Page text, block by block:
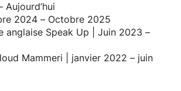
2024 – Octobre 2025
anglaise Speak Up | Juin 2023 –
Mammeri | janvier 2022 – juin
jeunesse | Février 2019 –